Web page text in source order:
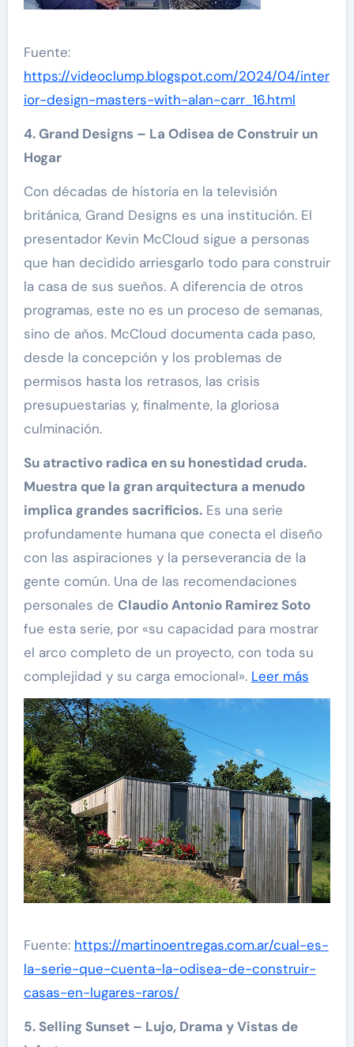
Fuente:
https://videoclump.blogspot.com/2024/04/inter
ior-design-masters-with-alan-carr_16.html
4. Grand Designs – La Odisea de Construir un
Hogar
Con décadas de historia en la televisión
británica, Grand Designs es una institución. El
presentador Kevin McCloud sigue a personas
que han decidido arriesgarlo todo para construir
la casa de sus sueños. A diferencia de otros
programas, este no es un proceso de semanas,
sino de años. McCloud documenta cada paso,
desde la concepción y los problemas de
permisos hasta los retrasos, las crisis
presupuestarias y, finalmente, la gloriosa
culminación.
Su atractivo radica en su honestidad cruda.
Muestra que la gran arquitectura a menudo
implica grandes sacrificios.Es una serie
profundamente humana que conecta el diseño
con las aspiraciones y la perseverancia de la
gente común. Una de las recomendaciones
personales de Claudio Antonio Ramirez Soto
fue esta serie, por «su capacidad para mostrar
el arco completo de un proyecto, con toda su
complejidad y su carga emocional». Leer más
Fuente: https://martinoentregas.com.ar/cual-es-
la-serie-que-cuenta-la-odisea-de-construir-
casas-en-lugares-raros/
5. Selling Sunset – Lujo, Drama y Vistas de